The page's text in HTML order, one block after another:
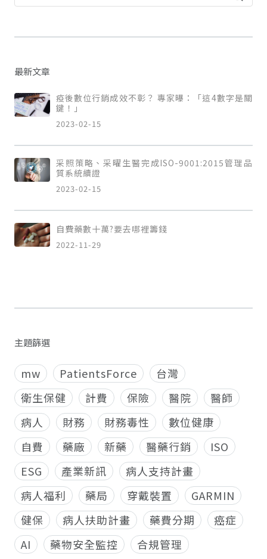
最新文章
疫後數位行銷成效不彰？ 專家曝：「這4數字是關
鍵！」
2023-02-15
采照策略、采曜生醫完成ISO-9001:2015管理品
質系統續證
2023-02-15
自費藥數十萬?要去哪裡籌錢
2022-11-29
主題篩選
mw PatientsForce
台灣
衛生保健
計費 保險 醫院
醫師
病人
財務 財務毒性
數位健康
自費
藥廠 新藥 醫藥行銷
ISO
ESG
產業新訊
病人支持計畫
病人福利
藥局 穿戴裝置
GARMIN
健保
病人扶助計畫 藥費分期
癌症
AI
藥物安全監控
合規管理